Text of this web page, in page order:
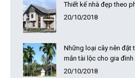
Thiết kế nhà đẹp theo
20/10/2018
Những loại cây nên đặt
mắn tài lộc cho gia đình
20/10/2018